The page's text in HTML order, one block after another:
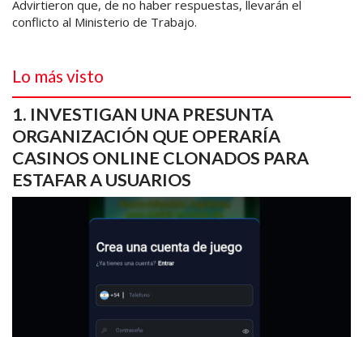
Advirtieron que, de no haber respuestas, llevarán el
conflicto al Ministerio de Trabajo.
Lo más visto
INVESTIGAN UNA PRESUNTA
ORGANIZACIÓN QUE OPERARÍA
CASINOS ONLINE CLONADOS PARA
ESTAFAR A USUARIOS